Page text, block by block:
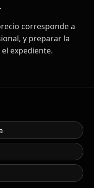
corresponde a
y preparar la
expediente.